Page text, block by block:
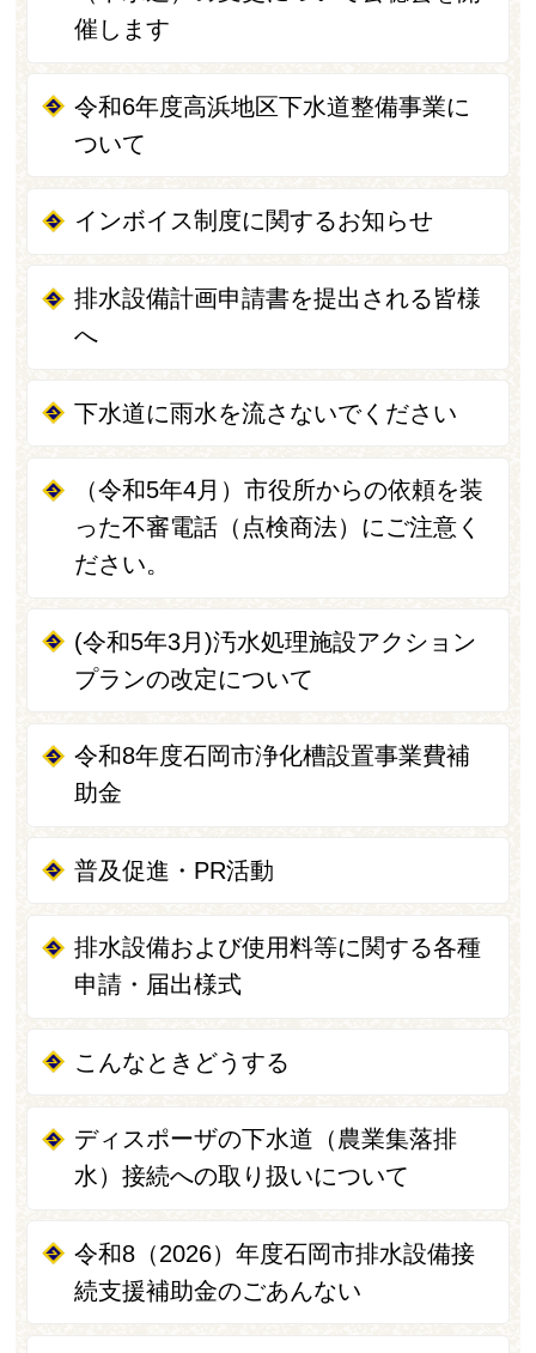
催します
令和6年度高浜地区下水道整備事業に
ついて
インボイス制度に関するお知らせ
排水設備計画申請書を提出される皆様
へ
下水道に雨水を流さないでください
（令和5年4月）市役所からの依頼を装
った不審電話（点検商法）にご注意く
ださい。
(令和5年3月)汚水処理施設アクション
プランの改定について
令和8年度石岡市浄化槽設置事業費補
助金
普及促進・PR活動
排水設備および使用料等に関する各種
申請・届出様式
こんなときどうする
ディスポーザの下水道（農業集落排
水）接続への取り扱いについて
令和8（2026）年度石岡市排水設備接
続支援補助金のごあんない